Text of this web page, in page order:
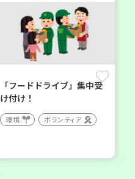
「フードドライブ」集中受
け付け！
環境 ボランティア